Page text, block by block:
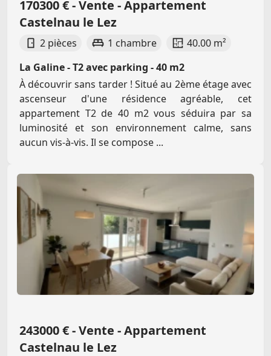
170300 € - Vente - Appartement
Castelnau le Lez
2 pièces 1 chambre
40.00 m²
La Galine - T2 avec parking - 40 m2
À découvrir sans tarder ! Situé au 2ème étage avec
ascenseur d'une résidence agréable, cet
appartement T2 de 40 m2 vous séduira par sa
luminosité et son environnement calme, sans
aucun vis-à-vis. Il se compose ...
243000 € - Vente - Appartement
Castelnau le Lez